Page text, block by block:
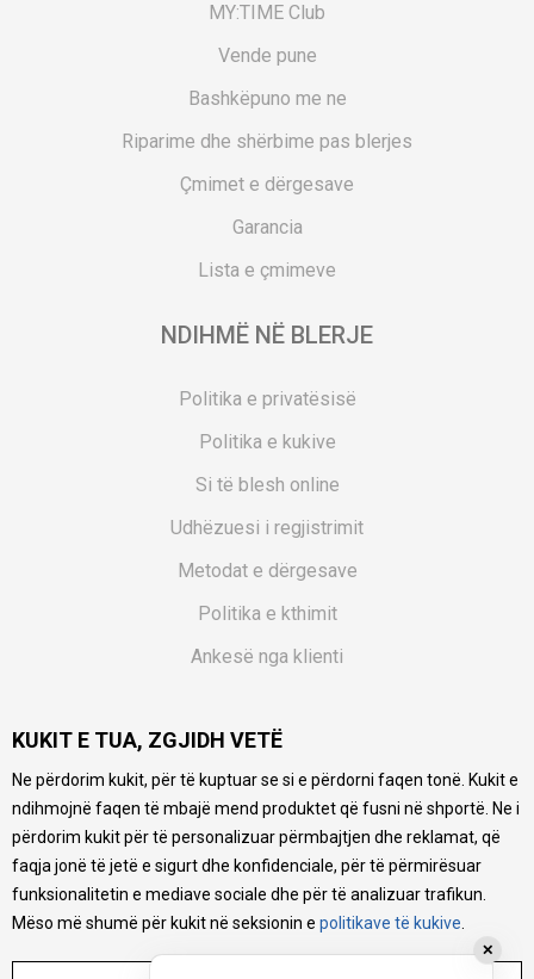
MY:TIME Club
Vende pune
Bashkëpuno me ne
Riparime dhe shërbime pas blerjes
Çmimet e dërgesave
Garancia
Lista e çmimeve
NDIHMË NË BLERJE
Politika e privatësisë
Politika e kukive
Si të blesh online
Udhëzuesi i regjistrimit
Metodat e dërgesave
Politika e kthimit
Ankesë nga klienti
Pyetjet më të shpeshta
Ne bëjmë çmos që të ofrojmë një përshkrim sa më të saktë
të produkteve tona, ofrojmë edhe foto e çmimin, por nuk
mund të garantojmë që informacioni është i plotë e pa
gabime. Të gjitha produktet janë pjesë e portfolios sonë, por
kjo nuk do të thotë se janë në gjendje në çdo çast.
KUKIT E TUA, ZGJIDH VETË
Ne përdorim kukit, për të kuptuar se si e përdorni faqen tonë. Kukit e
ndihmojnë faqen të mbajë mend produktet që fusni në shportë. Ne i
përdorim kukit për të personalizuar përmbajtjen dhe reklamat, që
faqja jonë të jetë e sigurt dhe konfidenciale, për të përmirësuar
funksionalitetin e mediave sociale dhe për të analizuar trafikun.
Mëso më shumë për kukit në seksionin e politikave të kukive
✕